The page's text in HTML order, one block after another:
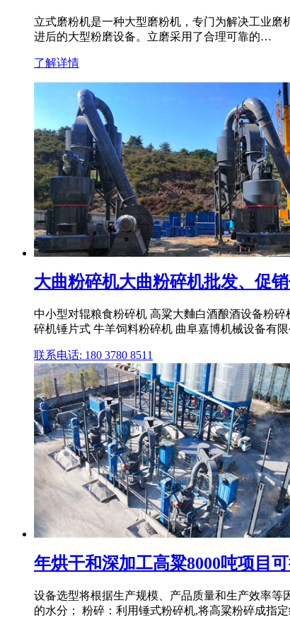
立式磨粉机是一种大型磨粉机，专门为解决工业
进后的大型粉磨设备。立磨采用了合理可靠的…
了解详情
大曲粉碎机大曲粉碎机批发、促
中小型对辊粮食粉碎机 高粱大麯白酒酿酒设备粉
碎机锤片式 牛羊饲料粉碎机 曲阜嘉博机械设备有限
联系电话: 180 3780 8511
年烘干和深加工高粱8000吨项目
设备选型将根据生产规模、产品质量和生产效率
的水分； 粉碎：利用锤式粉碎机,将高粱粉碎成指定